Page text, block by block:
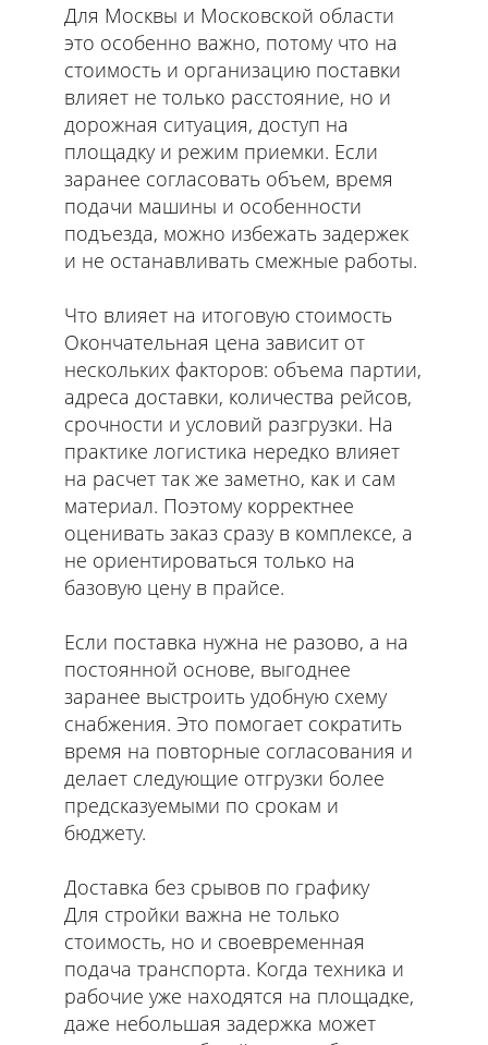
Для Москвы и Московской области
это особенно важно, потому что на
стоимость и организацию поставки
влияет не только расстояние, но и
дорожная ситуация, доступ на
площадку и режим приемки. Если
заранее согласовать объем, время
подачи машины и особенности
подъезда, можно избежать задержек
и не останавливать смежные работы.
Что влияет на итоговую стоимость
Окончательная цена зависит от
нескольких факторов: объема партии,
адреса доставки, количества рейсов,
срочности и условий разгрузки. На
практике логистика нередко влияет
на расчет так же заметно, как и сам
материал. Поэтому корректнее
оценивать заказ сразу в комплексе, а
не ориентироваться только на
базовую цену в прайсе.
Если поставка нужна не разово, а на
постоянной основе, выгоднее
заранее выстроить удобную схему
снабжения. Это помогает сократить
время на повторные согласования и
делает следующие отгрузки более
предсказуемыми по срокам и
бюджету.
Доставка без срывов по графику
Для стройки важна не только
стоимость, но и своевременная
подача транспорта. Когда техника и
рабочие уже находятся на площадке,
даже небольшая задержка может